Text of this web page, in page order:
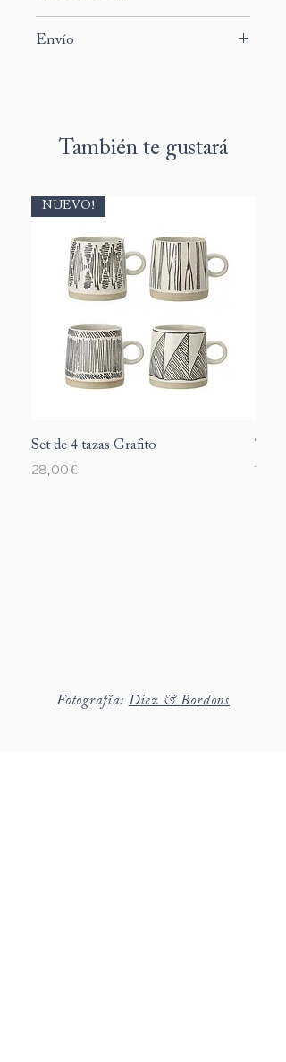
Medidas:
Envío
También te gustará
NUEVO!
Set de 4 tazas Grafito
Precio
28,00 €
Taza
Precio
12,00
Fotografía: Diez & Bordons